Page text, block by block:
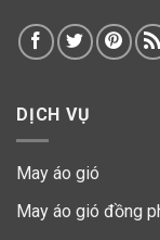
DỊCH VỤ
May áo gió
May áo gió đồng